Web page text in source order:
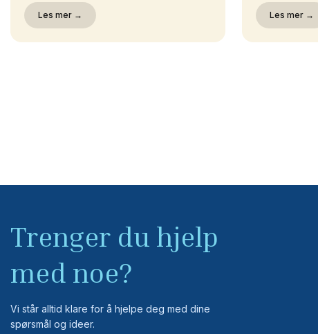
Les mer → Les mer →
Trenger du hjelp
med noe?
Vi står alltid klare for å hjelpe deg med dine
spørsmål og ideer.